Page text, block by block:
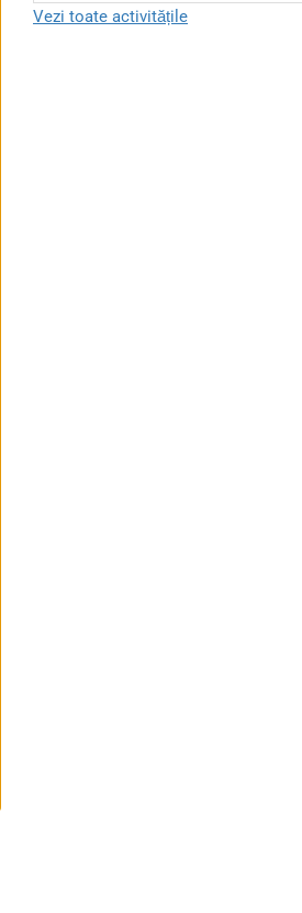
Vezi toate activitățile